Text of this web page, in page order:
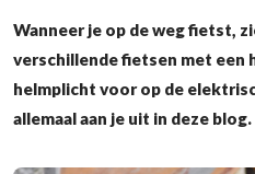
Wanneer je op de weg fietst,
verschillende fietsen met een
helmplicht voor op de
allemaal aan je uit in deze blog.